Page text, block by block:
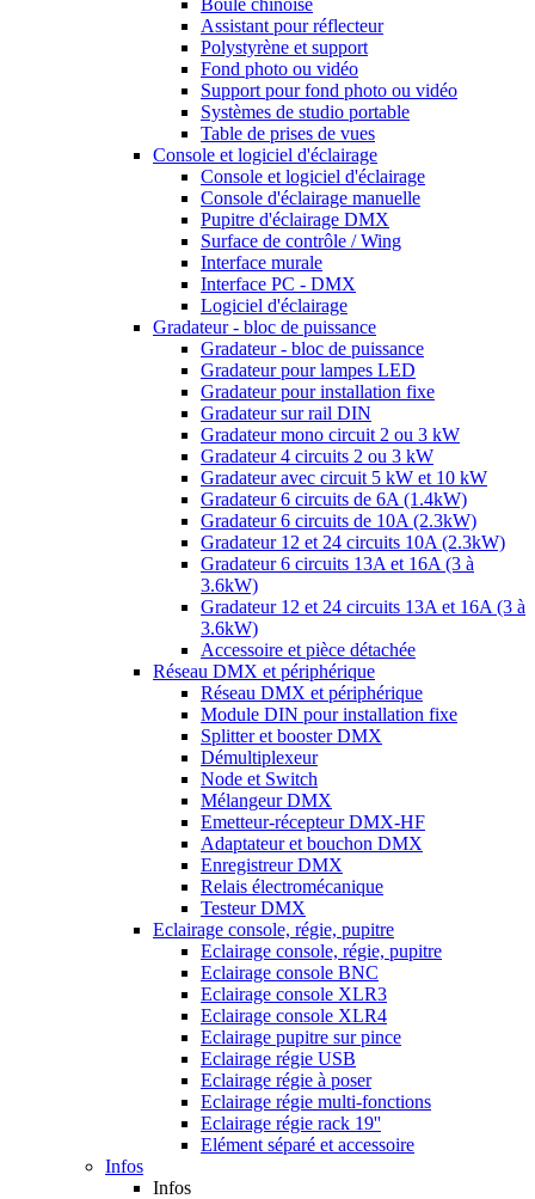
Boule chinoise
Assistant pour réflecteur
Polystyrène et support
Fond photo ou vidéo
Support pour fond photo ou vidéo
Systèmes de studio portable
Table de prises de vues
Console et logiciel d'éclairage
Console et logiciel d'éclairage
Console d'éclairage manuelle
Pupitre d'éclairage DMX
Surface de contrôle / Wing
Interface murale
Interface PC - DMX
Logiciel d'éclairage
Gradateur - bloc de puissance
Gradateur - bloc de puissance
Gradateur pour lampes LED
Gradateur pour installation fixe
Gradateur sur rail DIN
Gradateur mono circuit 2 ou 3 kW
Gradateur 4 circuits 2 ou 3 kW
Gradateur avec circuit 5 kW et 10 kW
Gradateur 6 circuits de 6A (1.4kW)
Gradateur 6 circuits de 10A (2.3kW)
Gradateur 12 et 24 circuits 10A (2.3kW)
Gradateur 6 circuits 13A et 16A (3 à
3.6kW)
Gradateur 12 et 24 circuits 13A et 16A (3 à
3.6kW)
Accessoire et pièce détachée
Réseau DMX et périphérique
Réseau DMX et périphérique
Module DIN pour installation fixe
Splitter et booster DMX
Démultiplexeur
Node et Switch
Mélangeur DMX
Emetteur-récepteur DMX-HF
Adaptateur et bouchon DMX
Enregistreur DMX
Relais électromécanique
Testeur DMX
Eclairage console, régie, pupitre
Eclairage console, régie, pupitre
Eclairage console BNC
Eclairage console XLR3
Eclairage console XLR4
Eclairage pupitre sur pince
Eclairage régie USB
Eclairage régie à poser
Eclairage régie multi-fonctions
Eclairage régie rack 19''
Elément séparé et accessoire
Infos
Infos